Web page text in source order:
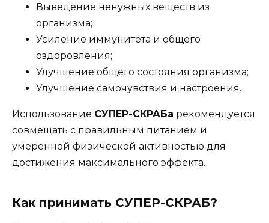
Выведение ненужных веществ из
организма;
Усиление иммунитета и общего
оздоровления;
Улучшение общего состояния организма;
Улучшение самочувствия и настроения.
Использование СУПЕР-СКРАБа рекомендуется
совмещать с правильным питанием и
умеренной физической активностью для
достижения максимального эффекта.
Как принимать СУПЕР-СКРАБ?